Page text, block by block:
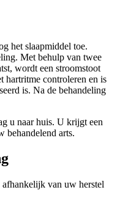
het slaapmiddel toe.
Met behulp van twee
wordt een stroomstoot
hartritme controleren en is
is. Na de behandeling
u naar huis. U krijgt een
behandelend arts.
van uw herstel